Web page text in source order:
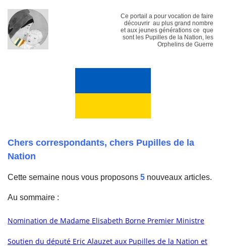
Ce portail a pour vocation de faire
découvrir au plus grand nombre
et aux jeunes générations ce que
sont les Pupilles de la Nation, les
Orphelins de Guerre
Chers correspondants, chers Pupilles de la
Nation
Cette semaine nous vous proposons 5 nouveaux articles.
Au sommaire :
Nomination de Madame Elisabeth Borne Premier Ministre
Soutien du député Eric Alauzet aux Pupilles de la Nation et